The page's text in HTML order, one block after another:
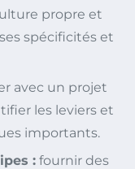
propre et
spécificités et
avec un projet
les leviers et
importants.
: fournir des